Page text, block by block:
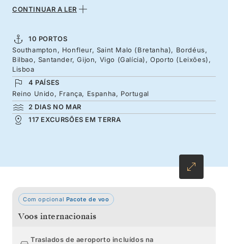
trás a costa de Inglaterra, atravessando para a
Bretanha e as suas muralhas emergem em
altura. Seguimos viagem para Bordéus, o
centro mundial do vinho, onde as vinhas
amadurecidas carregam uvas a perder de vista.
Saboreie os melhores vintages e visite os
châteaux ao longo de três dias, antes de
e explore as adegas do Porto a caminho de
CONTINUAR A LER
10 PORTOS
Southampton, Honfleur, Saint Malo (Bretanha), Bordéus,
Bilbao, Santander, Gijon, Vigo (Galícia), Oporto (Leixões),
Lisboa
4 PAÍSES
Reino Unido, França, Espanha, Portugal
2 DIAS NO MAR
117 EXCURSÕES EM TERRA
Com opcional Pacote de voo
Voos internacionais
Traslados de aeroporto incluídos na